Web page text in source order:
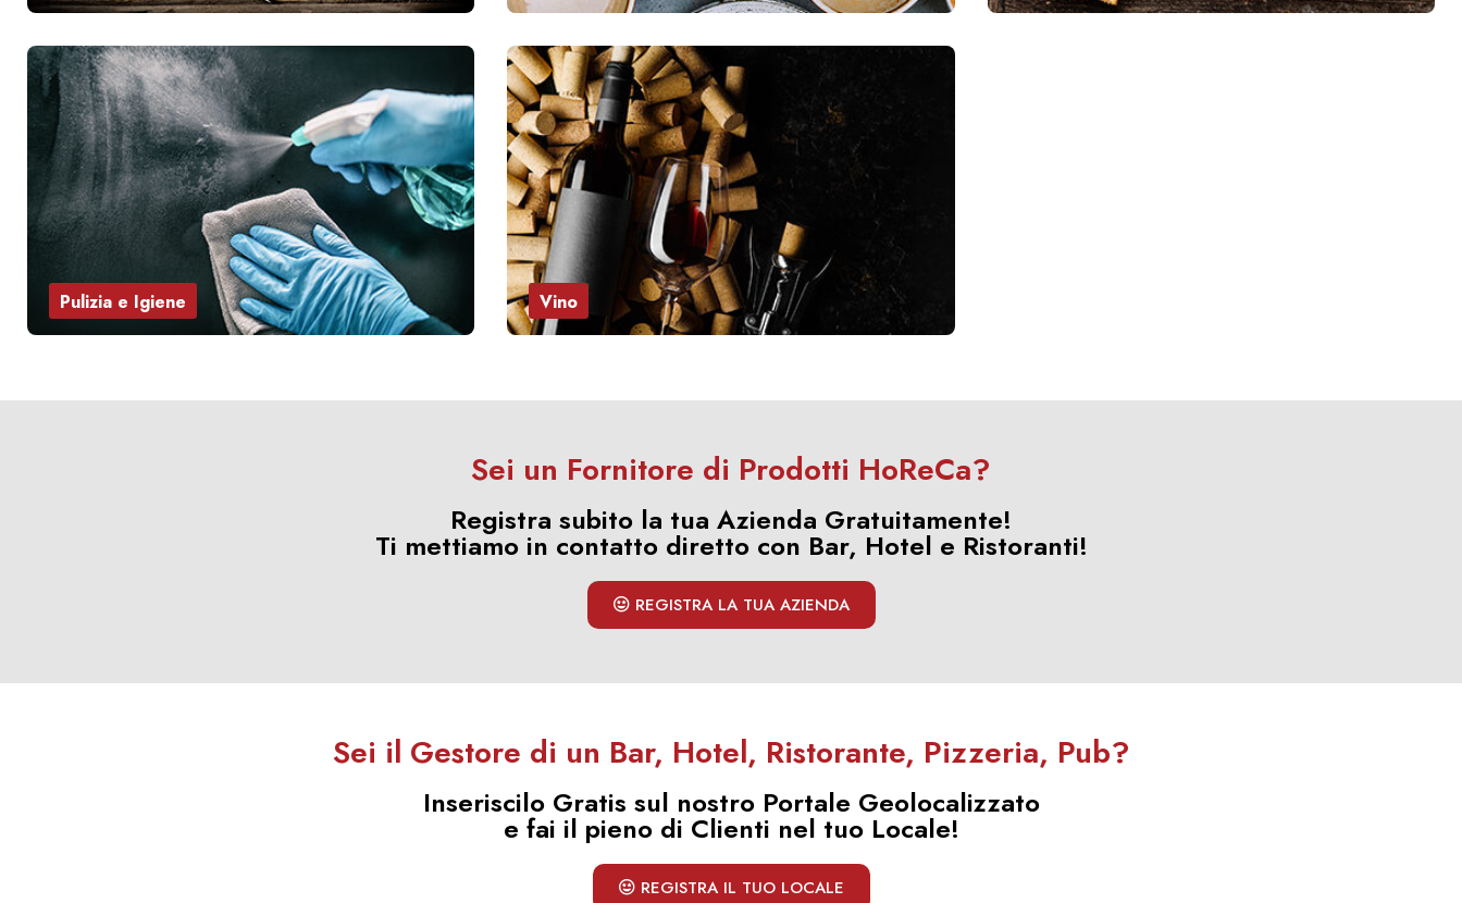
Pulizia e Igiene Vino
Sei un Fornitore di Prodotti HoReCa?
Registra subito la tua Azienda Gratuitamente!
Ti mettiamo in contatto diretto con Bar, Hotel e Ristoranti!
REGISTRA LA TUA AZIENDA
Sei il Gestore di un Bar, Hotel, Ristorante, Pizzeria, Pub?
Inseriscilo Gratis sul nostro Portale Geolocalizzato
e fai il pieno di Clienti nel tuo Locale!
REGISTRA IL TUO LOCALE